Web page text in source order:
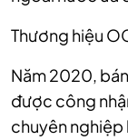
Thương hiệu
Năm 2020,
được công
chuyên nghiệp